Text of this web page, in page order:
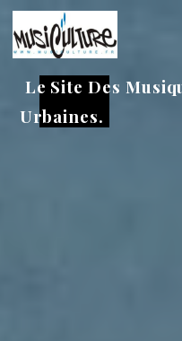
Aller
au
contenu
Le Site Des
Urbaines.